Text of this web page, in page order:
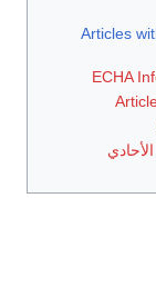
Articles
ECHA